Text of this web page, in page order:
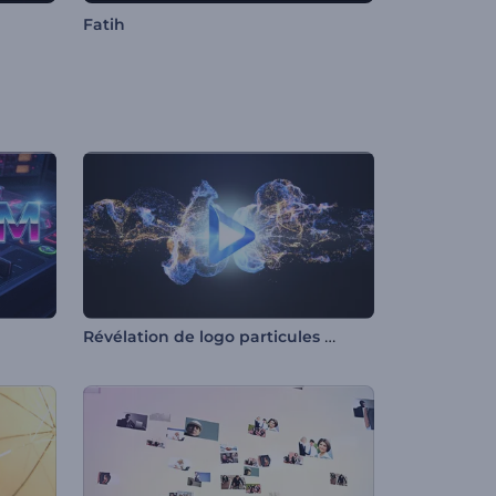
Fatih
Révélation de logo particules fluides